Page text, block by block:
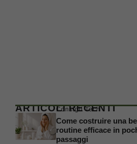
ARTICOLI RECENTI
Consigli Tech
Come costruire una
routine efficace in
passaggi